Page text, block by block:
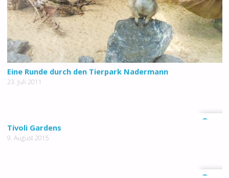
Eine Runde durch den Tierpark Nadermann
23. Juli 2011
Tivoli Gardens
9. August 2015